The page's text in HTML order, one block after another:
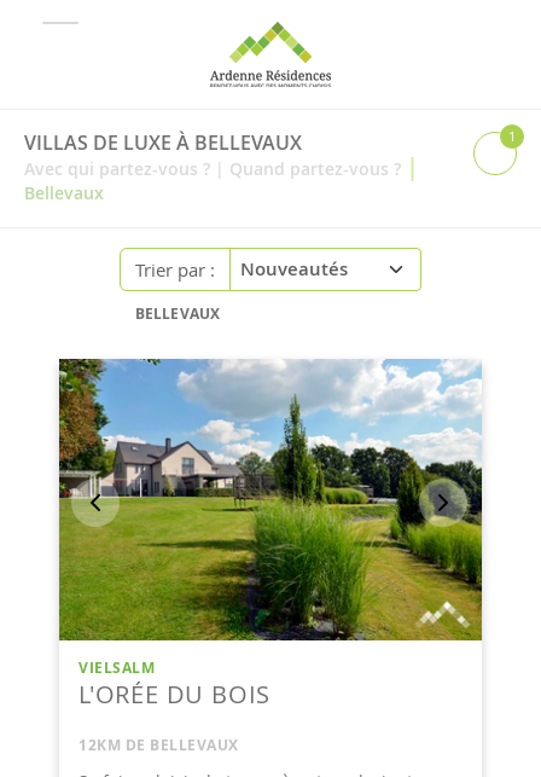
VILLAS DE LUXE À BELLEVAUX
Avec qui partez-vous ? | Quand partez-vous ? |
Bellevaux
1
Trier par :
BELLEVAUX